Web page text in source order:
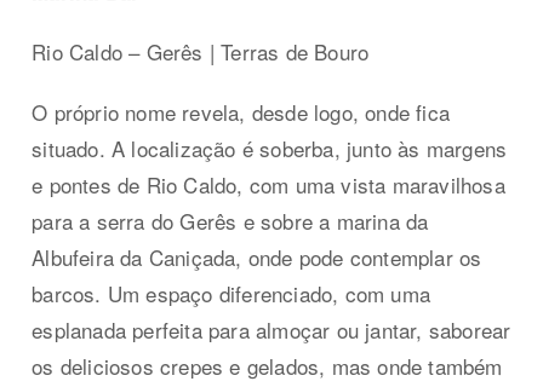
Rio Caldo – Gerês | Terras de Bouro
O próprio nome revela, desde logo, onde fica
situado. A localização é soberba, junto às margens
e pontes de Rio Caldo, com uma vista maravilhosa
para a serra do Gerês e sobre a marina da
Albufeira da Caniçada, onde pode contemplar os
barcos. Um espaço diferenciado, com uma
esplanada perfeita para almoçar ou jantar, saborear
os deliciosos crepes e gelados, mas onde também